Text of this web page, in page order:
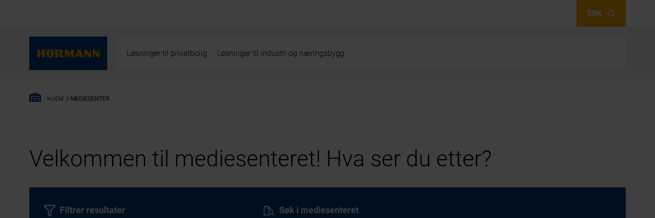
SØK
Løsninger til privatbolig Løsninger til industri og næringsbygg
HJEM MEDIESENTER
Velkommen til mediesenteret! Hva ser du etter?
Søk i mediesenteret
Filtrer resultater